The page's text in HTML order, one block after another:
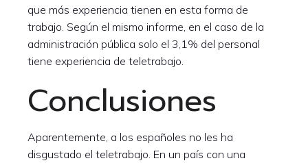
que más experiencia tienen en esta forma de
trabajo. Según el mismo informe, en el caso de la
administración pública solo el 3,1% del personal
tiene experiencia de teletrabajo.
Conclusiones
Aparentemente, a los españoles no les ha
disgustado el teletrabajo. En un país con una